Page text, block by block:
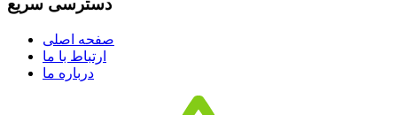
دسترسی سریع
صفحه اصلی
ارتباط با ما
درباره ما